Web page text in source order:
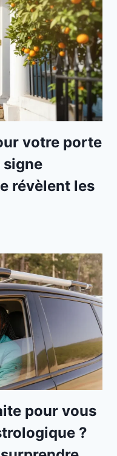
votre porte
signe
révèlent les
pour vous
?